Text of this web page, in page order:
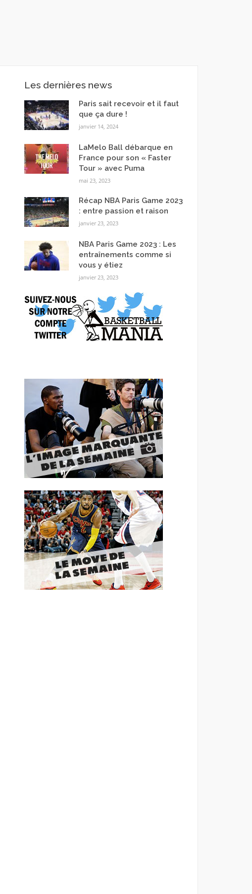
Les dernières news
Paris sait recevoir et il faut
que ça dure !
janvier 14, 2024
LaMelo Ball débarque en
France pour son « Faster
Tour » avec Puma
mai 23, 2023
Récap NBA Paris Game 2023
: entre passion et raison
janvier 23, 2023
NBA Paris Game 2023 : Les
entraînements comme si
vous y étiez
janvier 23, 2023